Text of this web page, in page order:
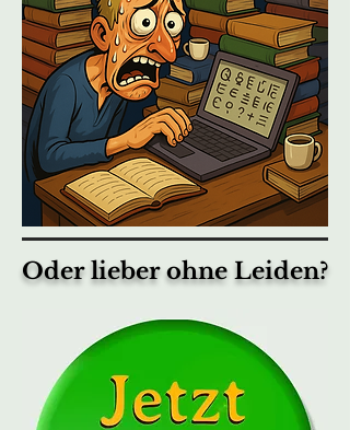
Oder lieber ohne Leiden?